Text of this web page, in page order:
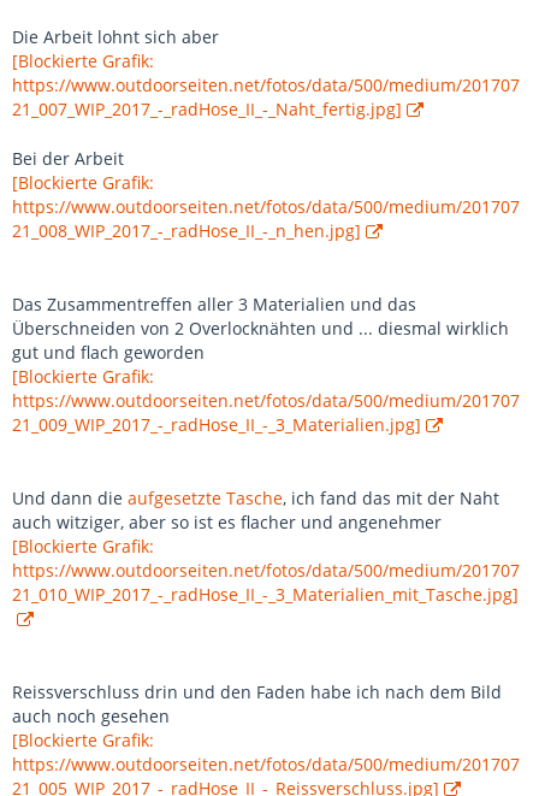
Die Arbeit lohnt sich aber
[Blockierte Grafik:
https://www.outdoorseiten.net/fotos/data/500/medium/201707
21_007_WIP_2017_-_radHose_II_-_Naht_fertig.jpg]
Bei der Arbeit
[Blockierte Grafik:
https://www.outdoorseiten.net/fotos/data/500/medium/201707
21_008_WIP_2017_-_radHose_II_-_n_hen.jpg]
Das Zusammentreffen aller 3 Materialien und das
Überschneiden von 2 Overlocknähten und ... diesmal wirklich
gut und flach geworden
[Blockierte Grafik:
https://www.outdoorseiten.net/fotos/data/500/medium/201707
21_009_WIP_2017_-_radHose_II_-_3_Materialien.jpg]
Und dann die aufgesetzte Tasche, ich fand das mit der Naht
auch witziger, aber so ist es flacher und angenehmer
[Blockierte Grafik:
https://www.outdoorseiten.net/fotos/data/500/medium/201707
21_010_WIP_2017_-_radHose_II_-_3_Materialien_mit_Tasche.jpg]
Reissverschluss drin und den Faden habe ich nach dem Bild
auch noch gesehen
[Blockierte Grafik:
https://www.outdoorseiten.net/fotos/data/500/medium/201707
21_005_WIP_2017_-_radHose_II_-_Reissverschluss.jpg]